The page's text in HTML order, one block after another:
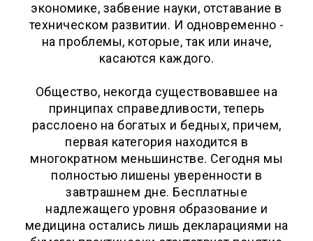
экономике, забвение науки, отставание в
техническом развитии. И одновременно -
на проблемы, которые, так или иначе,
касаются каждого.
Общество, некогда существовавшее на
принципах справедливости, теперь
расслоено на богатых и бедных, причем,
первая категория находится в
многократном меньшинстве. Сегодня мы
полностью лишены уверенности в
завтрашнем дне. Бесплатные
надлежащего уровня образование и
медицина остались лишь декларациями на